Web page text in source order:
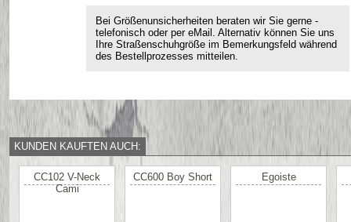
Bei Größenunsicherheiten beraten wir Sie gerne -
telefonisch oder per eMail. Alternativ können Sie uns
Ihre Straßenschuhgröße im Bemerkungsfeld während
des Bestellprozesses mitteilen.
KUNDEN KAUFTEN AUCH:
CC102 V-Neck
Cami
CC600 Boy Short Egoiste